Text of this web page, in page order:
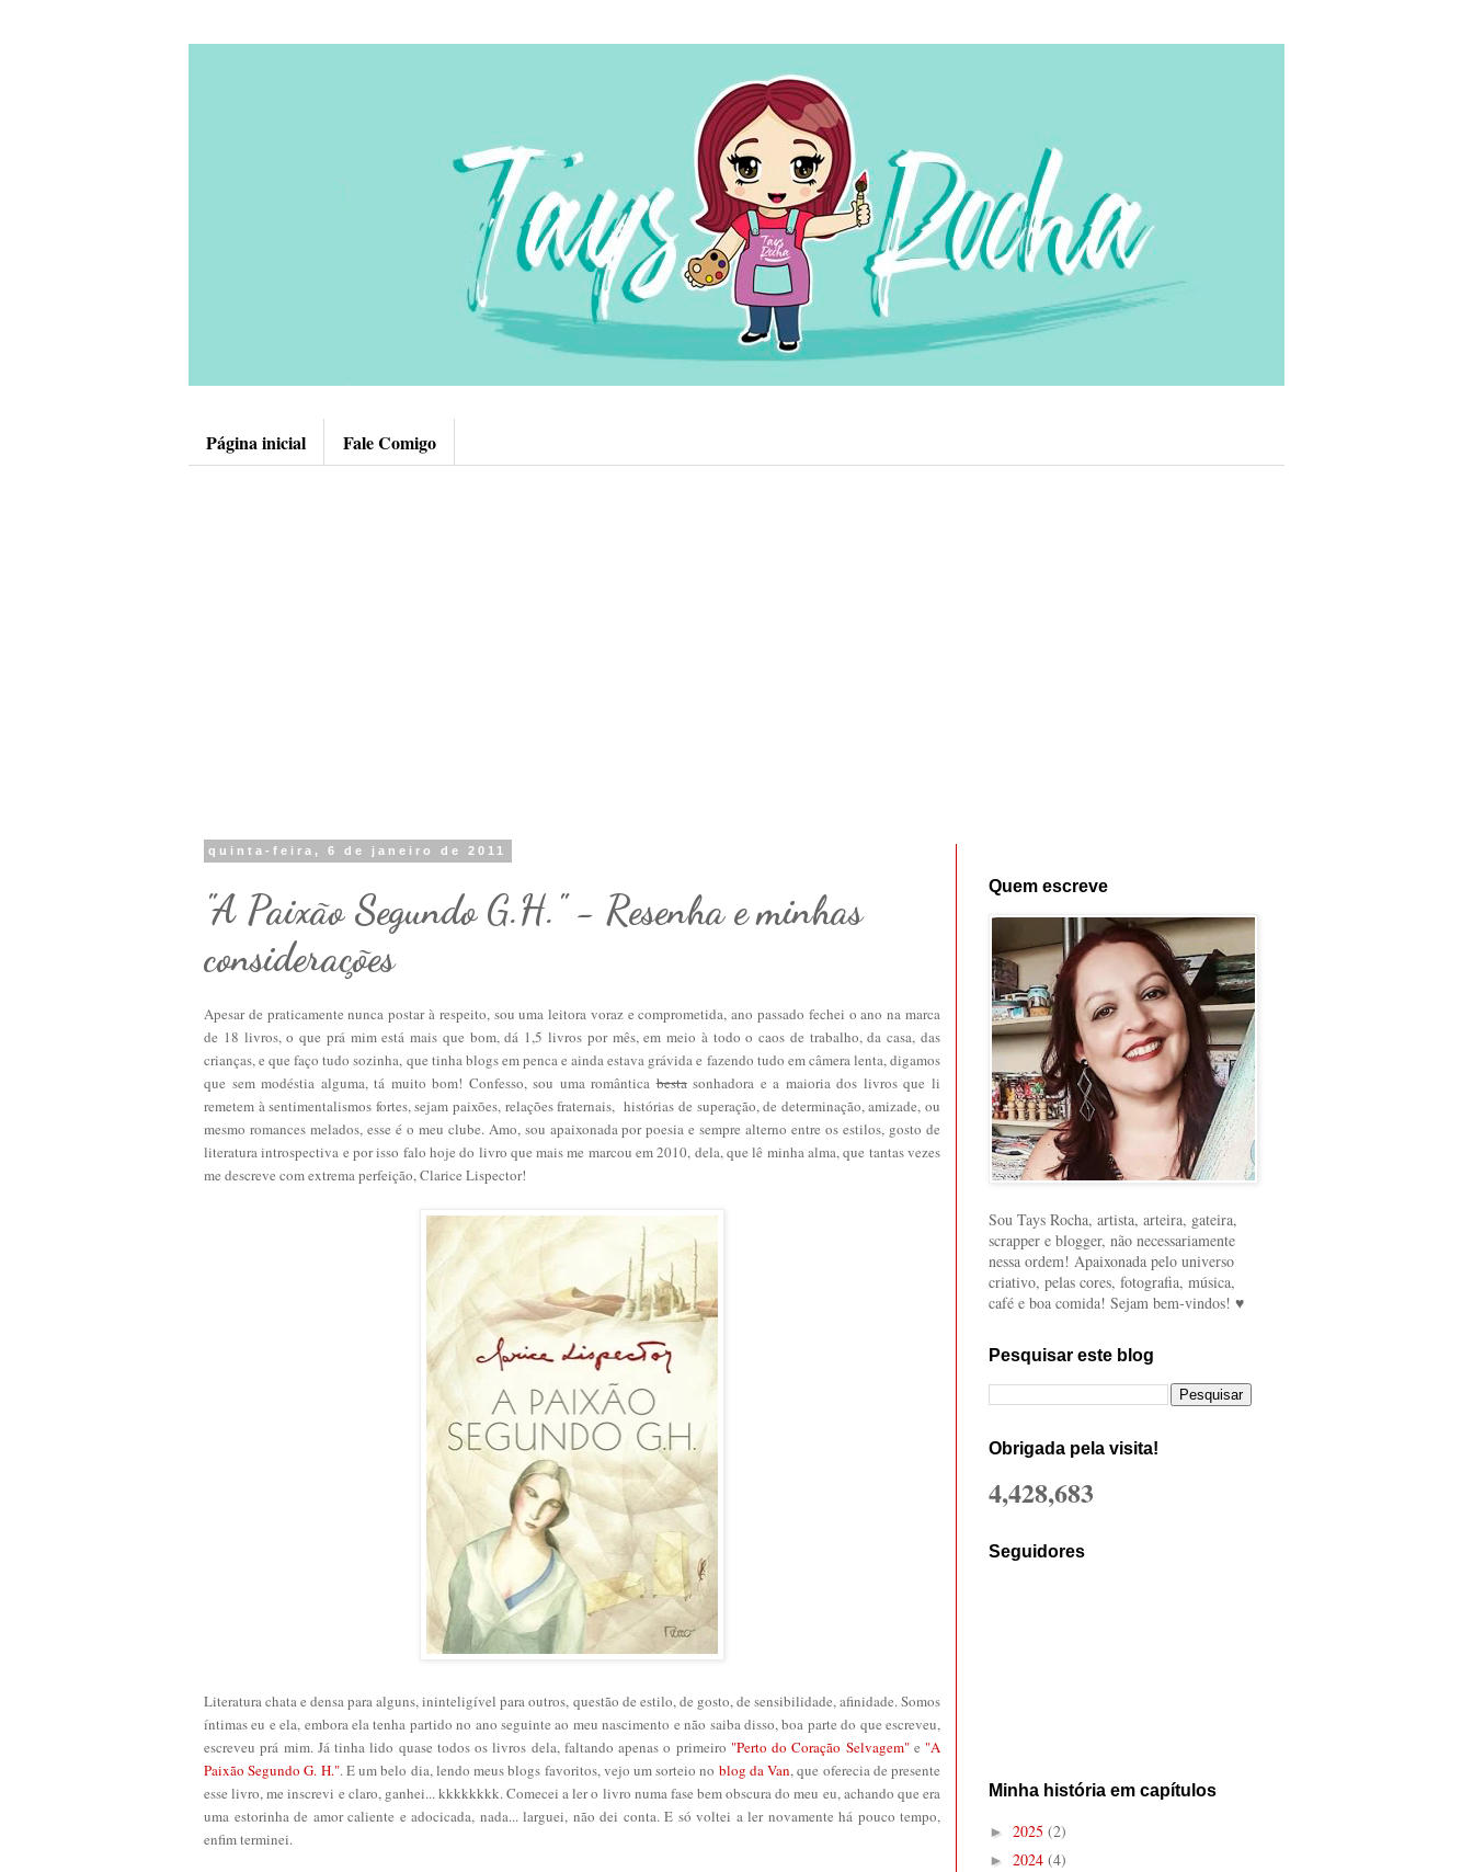
Página inicial Fale Comigo
quinta-feira, 6 de janeiro de 2011
"A Paixão Segundo G.H." - Resenha e minhas
considerações
Apesar de praticamente nunca postar à respeito, sou uma leitora voraz e comprometida, ano passado fechei o ano na marca
de 18 livros, o que prá mim está mais que bom, dá 1,5 livros por mês, em meio à todo o caos de trabalho, da casa, das
crianças, e que faço tudo sozinha, que tinha blogs em penca e ainda estava grávida e fazendo tudo em câmera lenta, digamos
que sem modéstia alguma, tá muito bom! Confesso, sou uma românticabestasonhadora e a maioria dos livros que li
remetem à sentimentalismos fortes, sejam paixões, relações fraternais, histórias de superação, de determinação, amizade, ou
mesmo romances melados, esse é o meu clube. Amo, sou apaixonada por poesia e sempre alterno entre os estilos, gosto de
literatura introspectiva e por isso falo hoje do livro que mais me marcou em 2010, dela, que lê minha alma, que tantas vezes
me descreve com extrema perfeição, Clarice Lispector!
Literatura chata e densa para alguns, ininteligível para outros, questão de estilo, de gosto, de sensibilidade, afinidade. Somos
íntimas eu e ela, embora ela tenha partido no ano seguinte ao meu nascimento e não saiba disso, boa parte do que escreveu,
escreveu prá mim. Já tinha lido quase todos os livros dela, faltando apenas o primeiro "Perto do Coração Selvagem"e "A
Paixão Segundo G. H.". E um belo dia, lendo meus blogs favoritos, vejo um sorteio no blog da Van, que oferecia de presente
esse livro, me inscrevi e claro, ganhei... kkkkkkkk. Comecei a ler o livro numa fase bem obscura do meu eu, achando que era
uma estorinha de amor caliente e adocicada, nada... larguei, não dei conta. E só voltei a ler novamente há pouco tempo,
enfim terminei.
Quem escreve
Sou Tays Rocha, artista, arteira, gateira,
scrapper e blogger, não necessariamente
nessa ordem! Apaixonada pelo universo
criativo, pelas cores, fotografia, música,
café e boa comida! Sejam bem-vindos! ♥
Pesquisar este blog
Obrigada pela visita!
4,428,683
Seguidores
Minha história em capítulos
► 2025 (2)
► 2024 (4)